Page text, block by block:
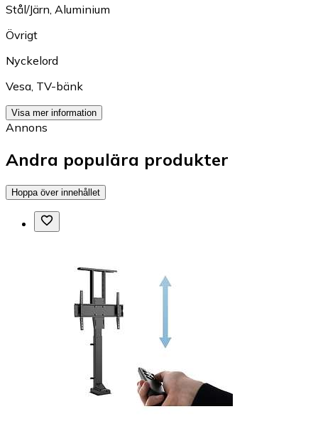
Stål/Järn, Aluminium
Övrigt
Nyckelord
Vesa, TV-bänk
Visa mer information
Annons
Andra populära produkter
Hoppa över innehållet